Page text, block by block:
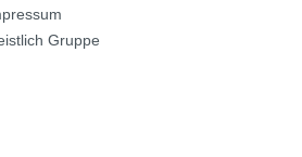
Gruppe